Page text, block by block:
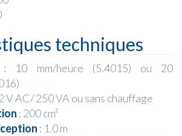
techniques
: 10 mm/heure (5.4015) ou 20
V AC/ 250 VA ou sans chauffage
: 200 cm²
: 1.0 m